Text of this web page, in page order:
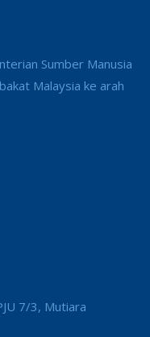
Sumber Manusia
Malaysia ke arah
7/3, Mutiara